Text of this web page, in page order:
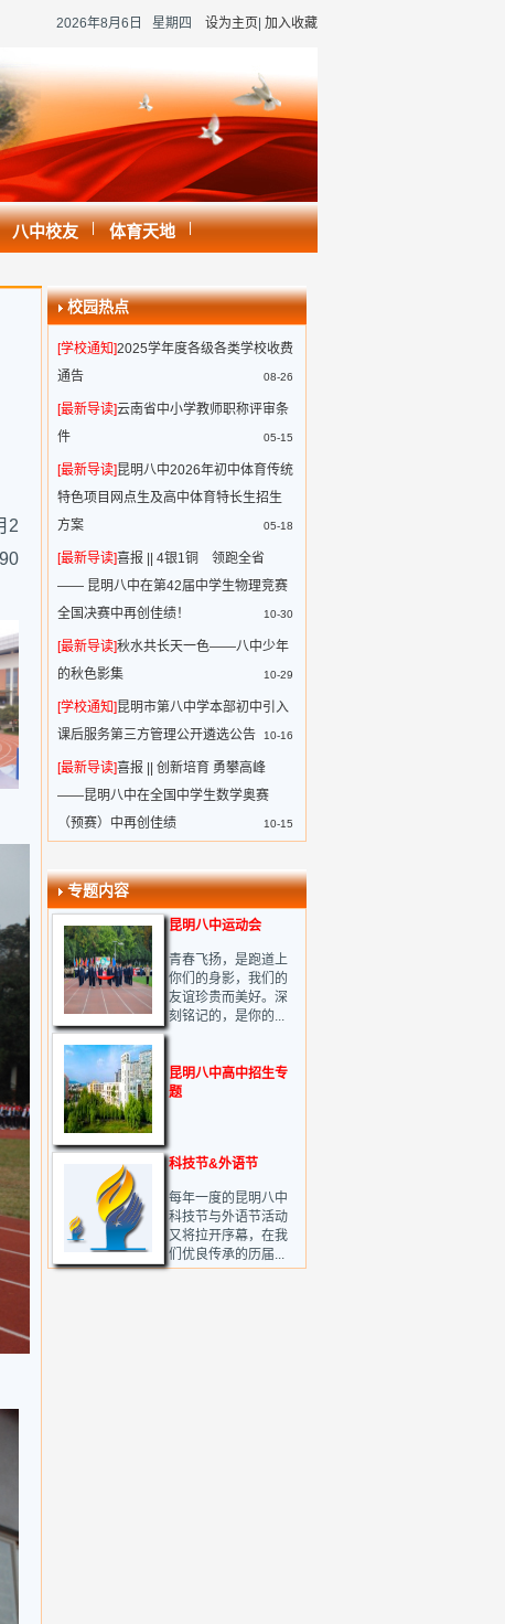
设为主页 加入收藏
2026年8月6日 星期四
八中校友 | 体育天地 |
2
校园热点
[学校通知]2025学年度各级各类学校收费
通告
08-26
[最新导读]云南省中小学教师职称评审条
件
05-15
[最新导读]昆明八中2026年初中体育传统
特色项目网点生及高中体育特长生招生
方案
05-18
[最新导读]喜报 || 4银1铜 领跑全省
—— 昆明八中在第42届中学生物理竞赛
全国决赛中再创佳绩！
10-30
[最新导读]秋水共长天一色——八中少年
的秋色影集
10-29
[学校通知]昆明市第八中学本部初中引入
课后服务第三方管理公开遴选公告
10-16
[最新导读]喜报 || 创新培育 勇攀高峰
——昆明八中在全国中学生数学奥赛
（预赛）中再创佳绩
10-15
专题内容
昆明八中运动会
青春飞扬，是跑道上
你们的身影，我们的
友谊珍贵而美好。深
刻铭记的，是你的...
昆明八中高中招生专
题
科技节&外语节
每年一度的昆明八中
科技节与外语节活动
又将拉开序幕，在我
们优良传承的历届...